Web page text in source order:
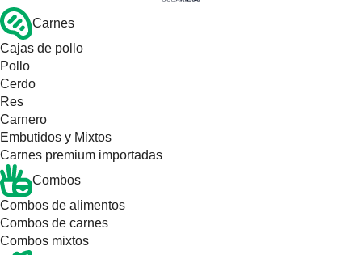
Carnes
Cajas de pollo
Pollo
Cerdo
Res
Carnero
Embutidos y Mixtos
Carnes premium importadas
Combos
Combos de alimentos
Combos de carnes
Combos mixtos